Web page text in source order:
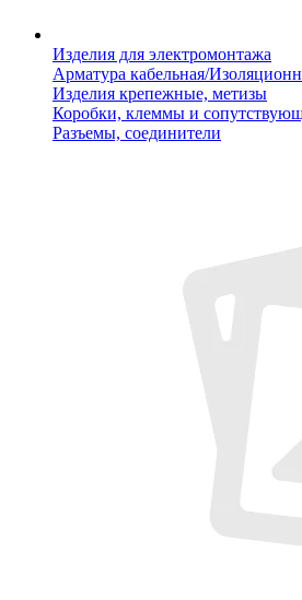
Изделия для электромонтажа
Арматура кабельная/
Изделия крепежные, метизы
Коробки, клеммы и
Разъемы, соединители